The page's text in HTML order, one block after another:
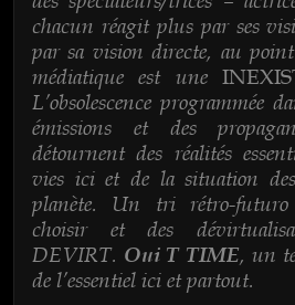
chacun réagit plus par ses
par sa vision directe, au
médiatique est une
L’obsolescence programmée
émissions et des
détournent des réalités
vies ici et de la situation
planète. Un tri rétro-
choisir et des
DEVIRT. Oui T TIME, un
de l’essentiel ici et partout.